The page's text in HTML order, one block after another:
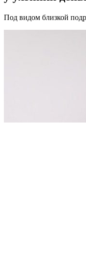
Под видом близкой